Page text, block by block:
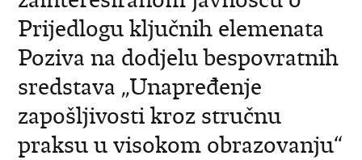
Prijedlogu ključnih elemenata
Poziva na dodjelu bespovratnih
sredstava „Unapređenje
zapošljivosti kroz stručnu
praksu u visokom obrazovanju“